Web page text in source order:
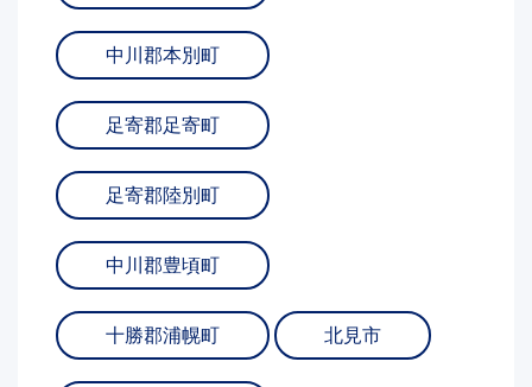
中川郡本別町
足寄郡足寄町
足寄郡陸別町
中川郡豊頃町
十勝郡浦幌町 北見市